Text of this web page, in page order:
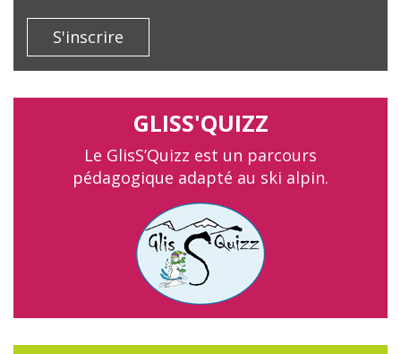
S'inscrire
GLISS'QUIZZ
Le GlisS’Quizz est un parcours
pédagogique adapté au ski alpin.